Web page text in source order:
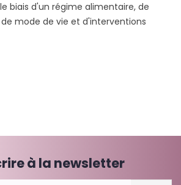
biais d'un régime alimentaire, de
mode de vie et d'interventions
à la newsletter